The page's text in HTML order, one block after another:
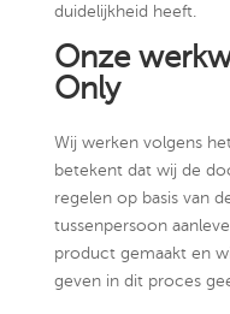
duidelijkheid heeft.
Onze
Only
Wij werken volgens het
betekent dat wij de
regelen op basis van
tussenpersoon
product gemaakt en
geven in dit proces